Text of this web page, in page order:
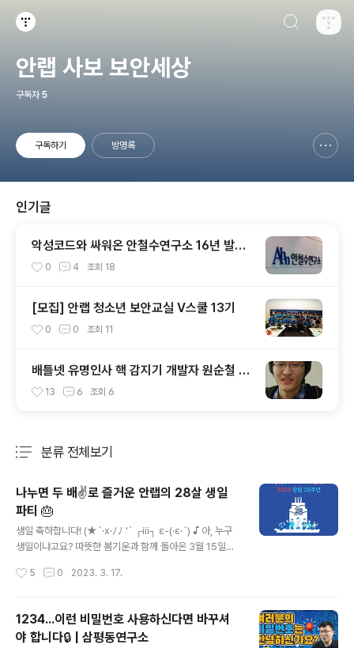
안랩 사보 보안세상
구독자 5
구독하기 방명록
인기글
악성코드와 싸워온 안철수연구소 16년 발자
취 0 4 조회 18
[모집] 안랩 청소년 보안교실 V스쿨 13기
0 0 조회 11
배틀넷 유명인사 핵 감지기 개발자 원순철 만
나보니
13 6 조회 6
분류 전체보기
나누면 두 배✌️로 즐거운 안랩의 28살 생일
파티 🎂
생일 축하합니다! (★´·x·ﾉﾉ ‘` ┌iii┐ ε-(·ε·´) ♪ 아, 누구
생일이냐고요? 따뜻한 봄기운과 함께 돌아온 3월 15일은
안랩의 28살 생일 파티가 열린 판교 안랩 사옥은 활기찬
제로 한 다양한 행사가 준비되어 안랩인들이 더욱 더 특별
하게 즐겼다고 합니다. 나누며 기쁨이 두 배가 됐던 안랩의
창립 28주년 행사 현장을 한 번 들여다볼까요? 🔍 사라진
5 0 2023. 3. 17.
1234...이런 비밀번호 사용하신다면 바꾸셔
야 합니다🔒 | 삼평동연구소